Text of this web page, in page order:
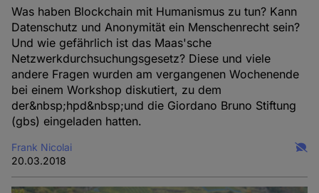
Was haben Blockchain mit Humanismus zu tun? Kann
Datenschutz und Anonymität ein Menschenrecht sein?
Und wie gefährlich ist das Maas'sche
Netzwerkdurchsuchungsgesetz? Diese und viele
andere Fragen wurden am vergangenen Wochenende
bei einem Workshop diskutiert, zu dem
der&nbsp;hpd&nbsp;und die Giordano Bruno Stiftung
(gbs) eingeladen hatten.
Frank Nicolai
20.03.2018